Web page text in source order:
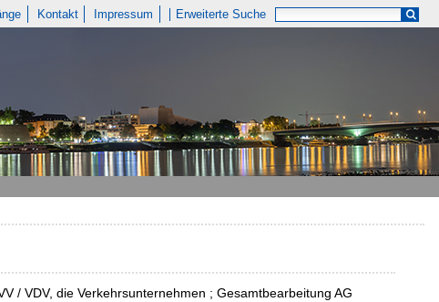
Kontakt Impressum Erweiterte Suche
/ VDV, die Verkehrsunternehmen ; Gesamtbearbeitung AG